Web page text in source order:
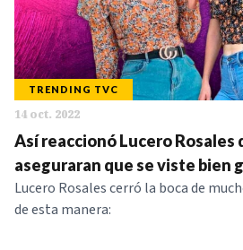
TRENDING TVC
14 oct. 2022
Así reaccionó Lucero Rosales
aseguraran que se viste bien
Lucero Rosales cerró la boca de
de esta manera: